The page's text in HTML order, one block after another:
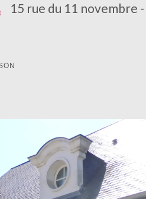
15 rue du 11 novembre